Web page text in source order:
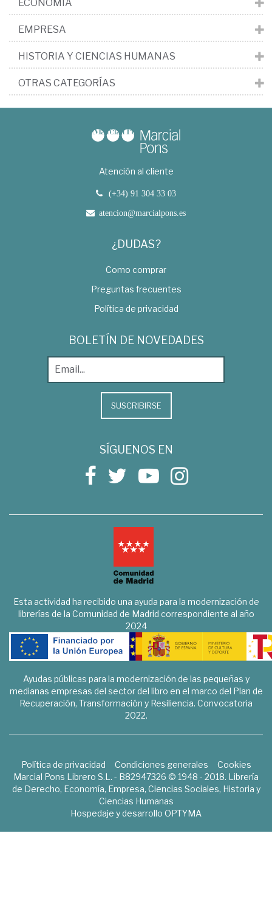
ECONOMÍA
EMPRESA
HISTORIA Y CIENCIAS HUMANAS
OTRAS CATEGORÍAS
Atención al cliente
(+34) 91 304 33 03
atencion@marcialpons.es
¿DUDAS?
Como comprar
Preguntas frecuentes
Política de privacidad
BOLETÍN DE NOVEDADES
SUSCRIBIRSE
SÍGUENOS EN
Esta actividad ha recibido una ayuda para la modernización de
librerías de la Comunidad de Madrid correspondiente al año
2024
Ayudas públicas para la modernización de las pequeñas y
medianas empresas del sector del libro en el marco del Plan de
Recuperación, Transformación y Resiliencia. Convocatoria
2022.
Política de privacidad Condiciones generales
Cookies
Marcial Pons Librero S.L. - B82947326 © 1948 - 2018. Librería
de Derecho, Economía, Empresa, Ciencias Sociales, Historia y
Ciencias Humanas
Hospedaje y desarrollo OPTYMA